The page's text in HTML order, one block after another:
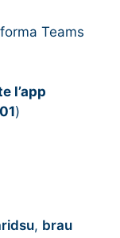
Teams
l’app
)
, brau